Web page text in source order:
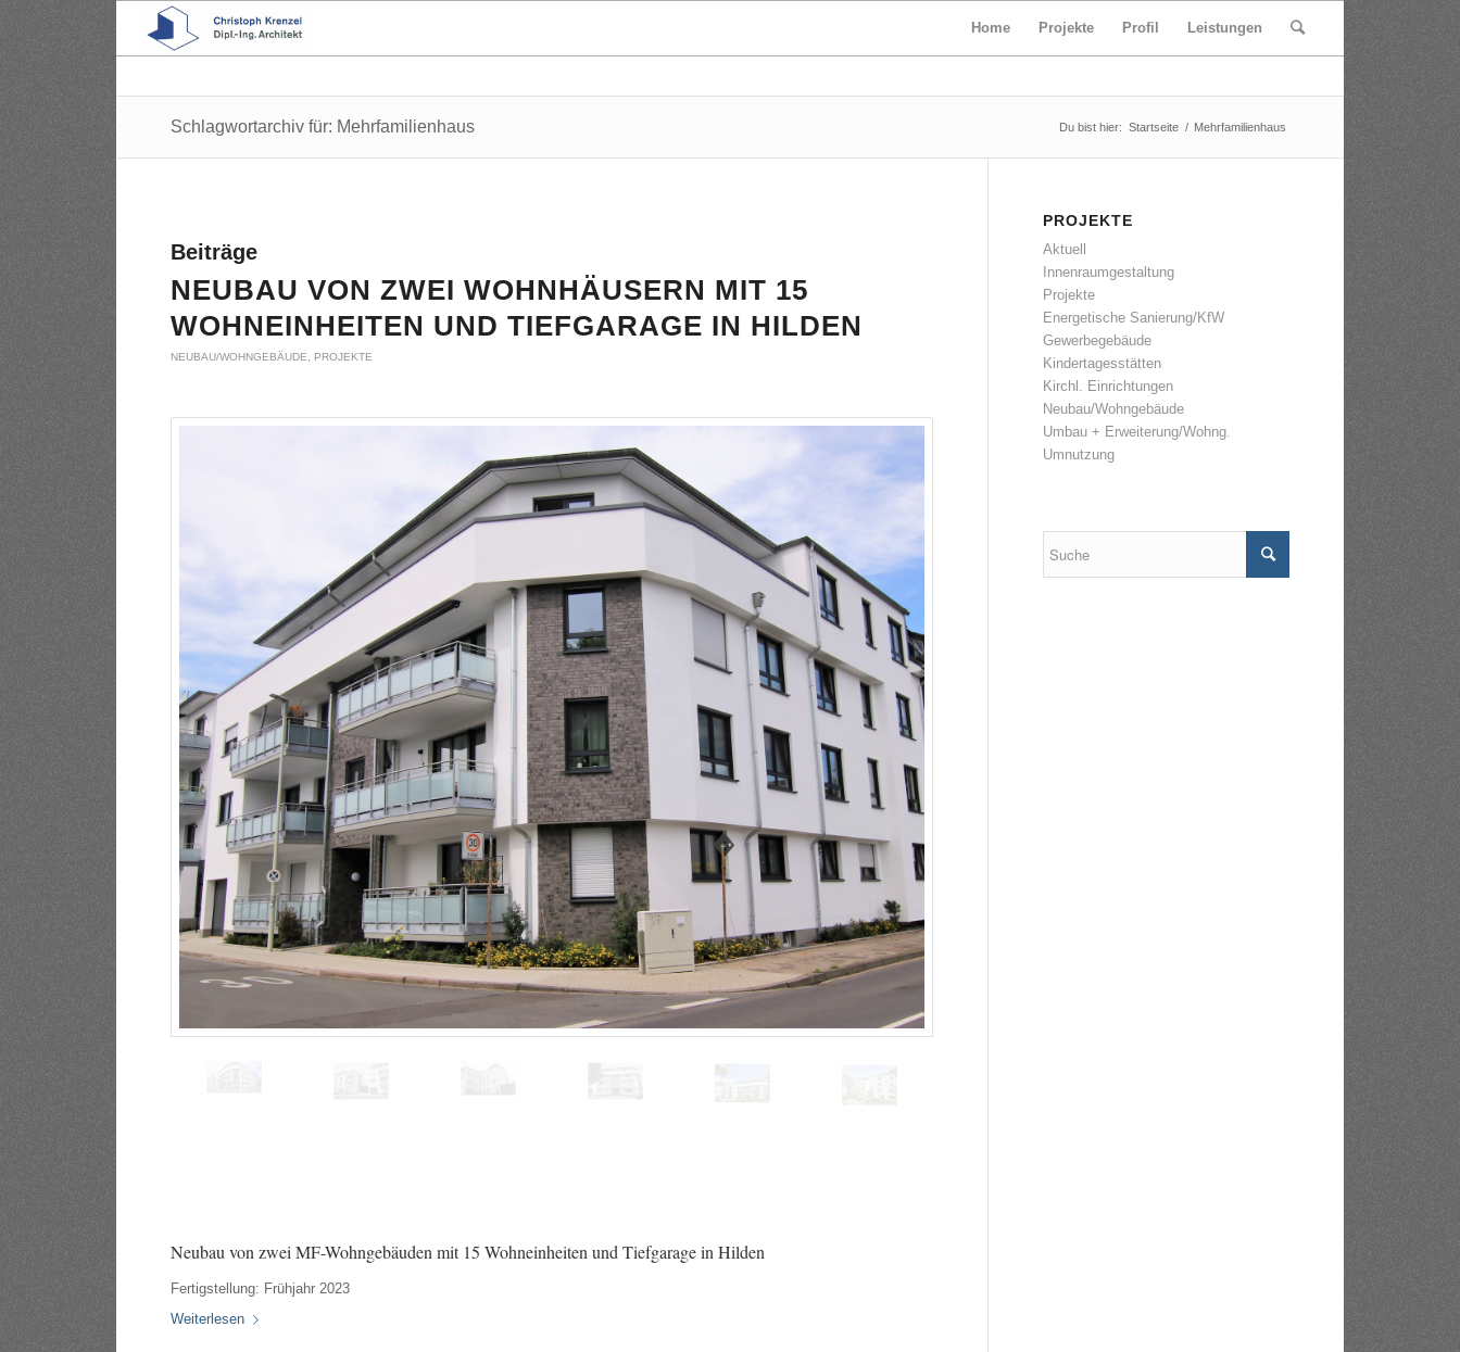
Home Projekte Profil Leistungen
Schlagwortarchiv für: Mehrfamilienhaus Du bist hier: Startseite / Mehrfamilienhaus
Beiträge
NEUBAU VON ZWEI WOHNHÄUSERN MIT 15
WOHNEINHEITEN UND TIEFGARAGE IN HILDEN
NEUBAU/WOHNGEBÄUDE PROJEKTE
Neubau von zwei MF-Wohngebäuden mit 15 Wohneinheiten und Tiefgarage in Hilden
Fertigstellung: Frühjahr 2023
Weiterlesen
PROJEKTE
Aktuell
Innenraumgestaltung
Projekte
Energetische Sanierung/KfW
Gewerbegebäude
Kindertagesstätten
Kirchl. Einrichtungen
Neubau/Wohngebäude
Umbau + Erweiterung/Wohng.
Umnutzung